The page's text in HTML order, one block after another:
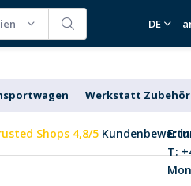
DE
Werkstatt Zubehör
Shops 4,8/5 E:
T: